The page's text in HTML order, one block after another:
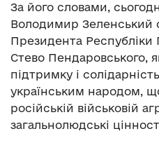
За його словами,
Володимир Зеленський
Президента Республіки
Стево Пендаровського,
підтримку і
українським народом,
російській військовій
загальнолюдські